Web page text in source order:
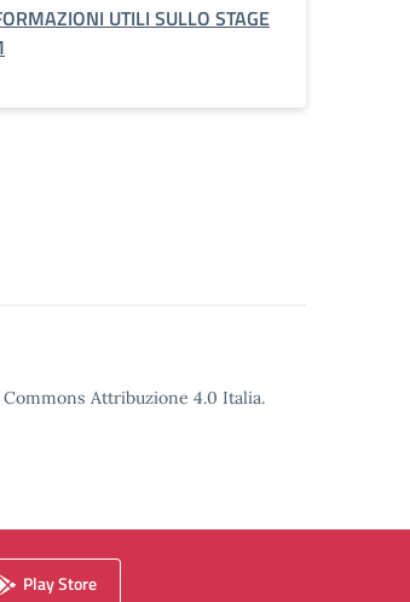
UTILI SULLO STAGE
Attribuzione 4.0 Italia.
Play Store